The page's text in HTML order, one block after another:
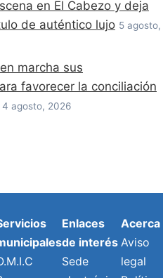
en El Cabezo y deja
de auténtico lujo 5 agosto,
marcha sus
favorecer la conciliación
4 agosto, 2026
Enlaces
de interés
Sede
Acerca
Aviso
legal